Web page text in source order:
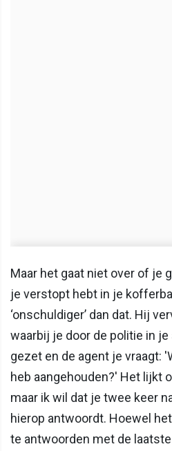
Maar het gaat niet over of je
je verstopt hebt in je
‘onschuldiger’ dan dat. Hij
waarbij je door de politie in
gezet en de agent je vraagt:
heb aangehouden?' Het lijkt
maar ik wil dat je twee keer
hierop antwoordt. Hoewel
te antwoorden met de